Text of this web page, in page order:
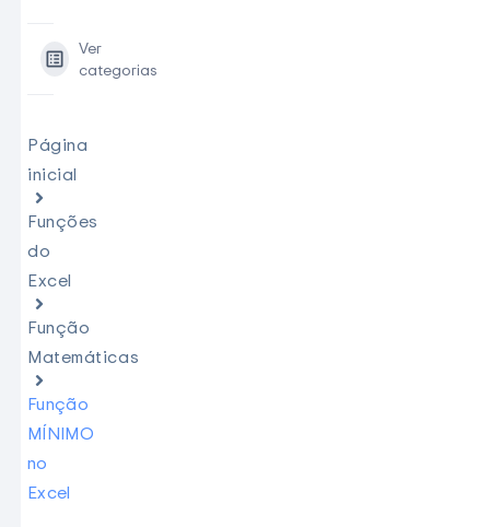
Ver
categorias
Página
inicial
Funções
do
Excel
Função
Matemáticas
Função
MÍNIMO
no
Excel